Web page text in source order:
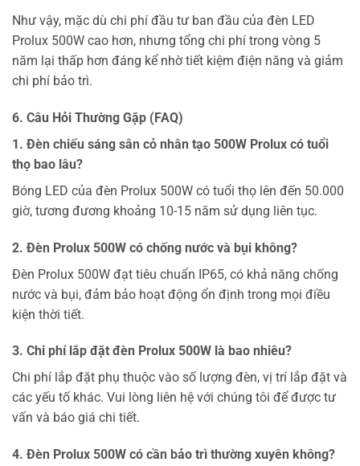
Như vậy, mặc dù chi phí đầu tư ban đầu của đèn LED
Prolux 500W cao hơn, nhưng tổng chi phí trong vòng 5
năm lại thấp hơn đáng kể nhờ tiết kiệm điện năng và giảm
chi phí bảo trì.
6. Câu Hỏi Thường Gặp (FAQ)
1. Đèn chiếu sáng sân cỏ nhân tạo 500W Prolux có tuổi
thọ bao lâu?
Bóng LED của đèn Prolux 500W có tuổi thọ lên đến 50.000
giờ, tương đương khoảng 10-15 năm sử dụng liên tục.
2. Đèn Prolux 500W có chống nước và bụi không?
Đèn Prolux 500W đạt tiêu chuẩn IP65, có khả năng chống
nước và bụi, đảm bảo hoạt động ổn định trong mọi điều
kiện thời tiết.
3. Chi phí lắp đặt đèn Prolux 500W là bao nhiêu?
Chi phí lắp đặt phụ thuộc vào số lượng đèn, vị trí lắp đặt và
các yếu tố khác. Vui lòng liên hệ với chúng tôi để được tư
vấn và báo giá chi tiết.
4. Đèn Prolux 500W có cần bảo trì thường xuyên không?